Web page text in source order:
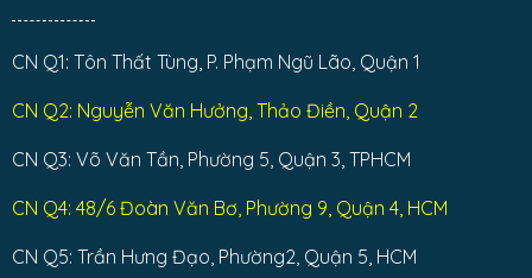
CN Q1: Tôn Thất Tùng, P. Phạm Ngũ Lão, Quận 1
CN Q2: Nguyễn Văn Hưởng, Thảo Điền, Quận 2
CN Q3: Võ Văn Tần, Phường 5, Quận 3, TPHCM
CN Q4: 48/6 Đoàn Văn Bơ, Phường 9, Quận 4, HCM
CN Q5: Trần Hưng Đạo, Phường2, Quận 5, HCM